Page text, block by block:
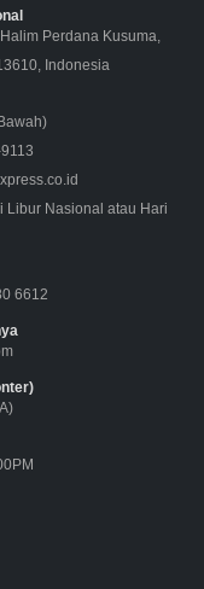
Perdana Kusuma,
Indonesia
Libur Nasional atau Hari
6612